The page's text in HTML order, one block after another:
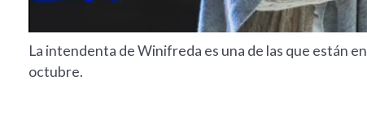
La intendenta de Winifreda es una de las que están
octubre.